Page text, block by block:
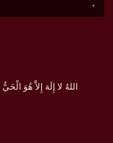
اللهُ لا إِلَهَ إِلاَّ هُوَ